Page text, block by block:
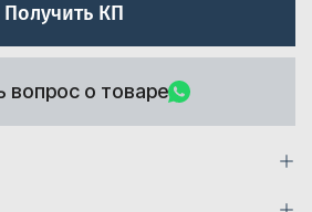
Получить КП
вопрос о товаре